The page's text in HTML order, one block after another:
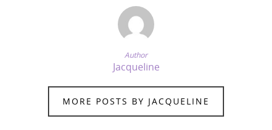
Author
Jacqueline
MORE POSTS BY JACQUELINE